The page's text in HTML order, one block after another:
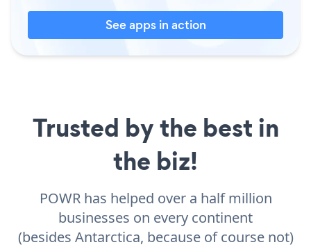
See apps in action
Trusted by the best in
the biz!
POWR has helped over a half million
businesses on every continent
(besides Antarctica, because of course not)